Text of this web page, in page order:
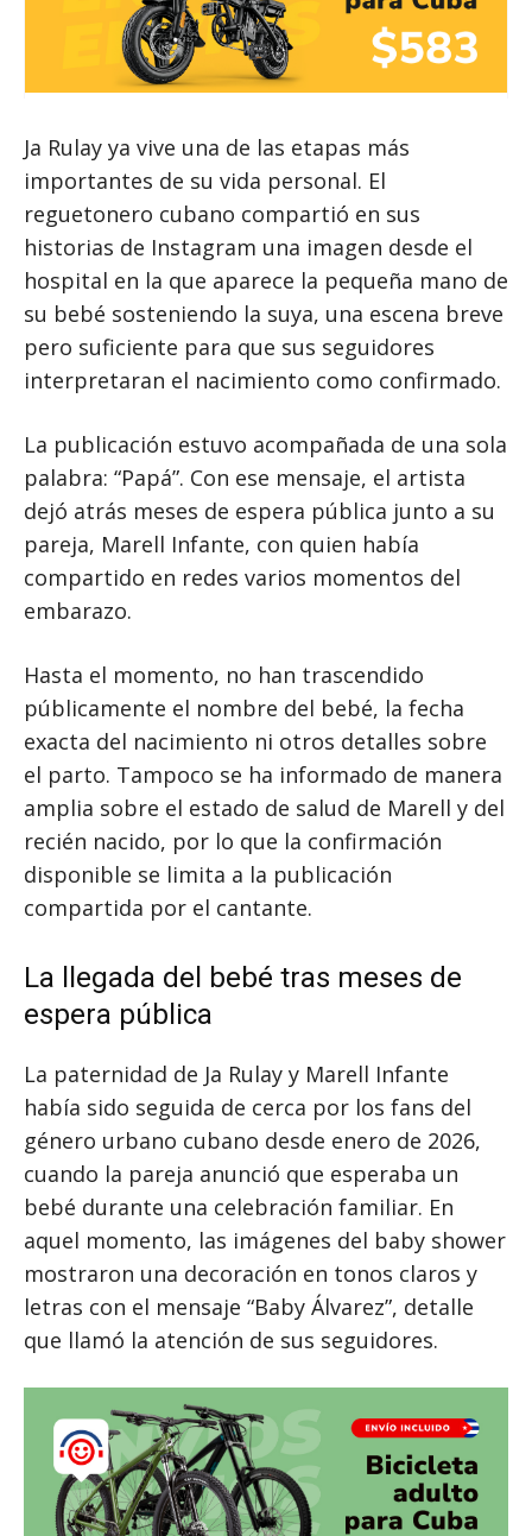
Ja Rulay ya vive una de las etapas más
importantes de su vida personal. El
reguetonero cubano compartió en sus
historias de Instagram una imagen desde el
hospital en la que aparece la pequeña mano de
su bebé sosteniendo la suya, una escena breve
pero suficiente para que sus seguidores
interpretaran el nacimiento como confirmado.
La publicación estuvo acompañada de una sola
palabra: “Papá”. Con ese mensaje, el artista
dejó atrás meses de espera pública junto a su
pareja, Marell Infante, con quien había
compartido en redes varios momentos del
embarazo.
Hasta el momento, no han trascendido
públicamente el nombre del bebé, la fecha
exacta del nacimiento ni otros detalles sobre
el parto. Tampoco se ha informado de manera
amplia sobre el estado de salud de Marell y del
recién nacido, por lo que la confirmación
disponible se limita a la publicación
compartida por el cantante.
La llegada del bebé tras meses de
espera pública
La paternidad de Ja Rulay y Marell Infante
había sido seguida de cerca por los fans del
género urbano cubano desde enero de 2026,
cuando la pareja anunció que esperaba un
bebé durante una celebración familiar. En
aquel momento, las imágenes del baby shower
mostraron una decoración en tonos claros y
letras con el mensaje “Baby Álvarez”, detalle
que llamó la atención de sus seguidores.